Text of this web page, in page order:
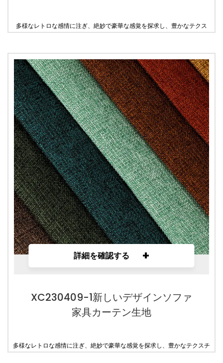
多様なレトロな感情に注ぎ、絶妙で豪華な感覚を探求し、豊かなテクス
詳細を確認する +
XC230409-1新しいデザインソファ
家具カーテン生地
多様なレトロな感情に注ぎ、絶妙で豪華な感覚を探求し、豊かなテクスチ